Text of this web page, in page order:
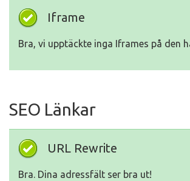
Iframe
Bra, vi upptäckte inga Iframes på den
SEO Länkar
URL Rewrite
Bra. Dina adressfält ser bra ut!